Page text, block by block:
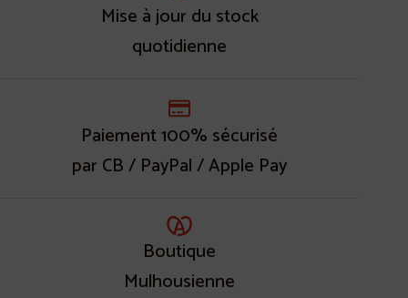
Mise à jour du stock
quotidienne
Paiement 100% sécurisé
par CB / PayPal / Apple Pay
Boutique
Mulhousienne